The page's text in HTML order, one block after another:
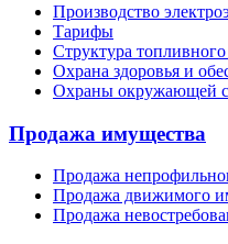
Производство
Тарифы
Структура топливного
Охрана здоровья и
Охраны окружающей
Продажа имущества
Продажа
Продажа движимого
Продажа